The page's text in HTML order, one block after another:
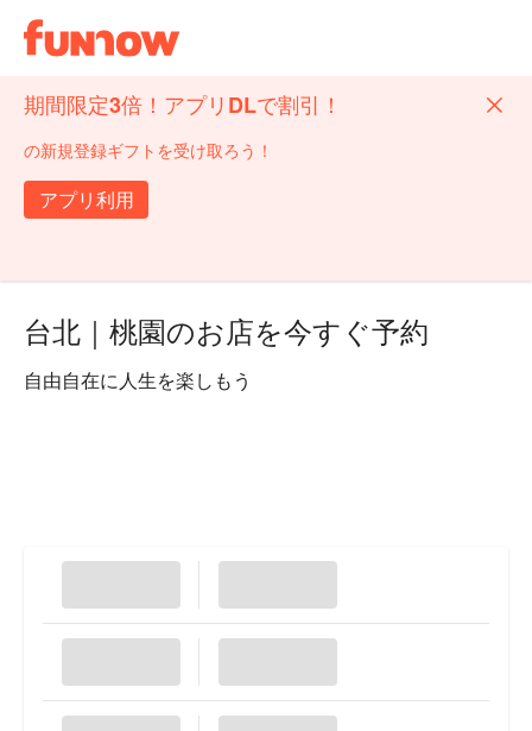
期間限定3倍！アプリDLで割引！
の新規登録ギフトを受け取ろう！
アプリ利用
台北｜桃園のお店を今すぐ予約
自由自在に人生を楽しもう